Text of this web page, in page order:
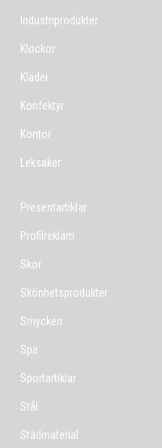
Industriprodukter
Klockor
Kläder
Konfektyr
Kontor
Leksaker
Presentartiklar
Profilreklam
Skor
Skönhetsprodukter
Smycken
Spa
Sportartiklar
Stål
Städmaterial